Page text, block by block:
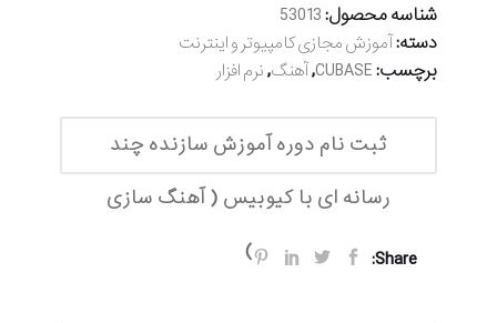
شناسه محصول:53013
دسته:آموزش مجازی کامپیوتر و اینترنت
برچسب:CUBASE
,آهنگ,نرم افزار
ثبت نام دوره آموزش سازنده چند
رسانه ای با کیوبیس ( آهنگ سازی
)
Share: